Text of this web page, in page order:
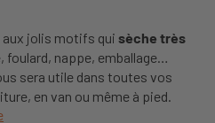
aux jolis motifs qui sèche très
foulard, nappe, emballage…
sera utile dans toutes vos
en van ou même à pied.